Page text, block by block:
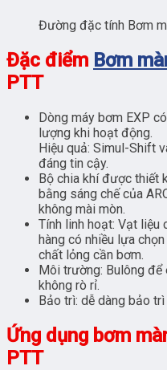
Đường đặc tính Bơm
Đặc điểm Bơm
PTT
Dòng máy bơm EXP
lượng khi hoạt động.
Hiệu quả: Simul-Shift
đáng tin cậy.
Bộ chia khí được thiết
bằng sáng chế của
không mài mòn.
Tính linh hoạt: Vạt liệu
hàng có nhiều lựa
chất lỏng cần bơm.
Môi trường: Bulông
không rò rỉ.
Bảo trì: dễ dàng bảo
Ứng dụng bơm
PTT